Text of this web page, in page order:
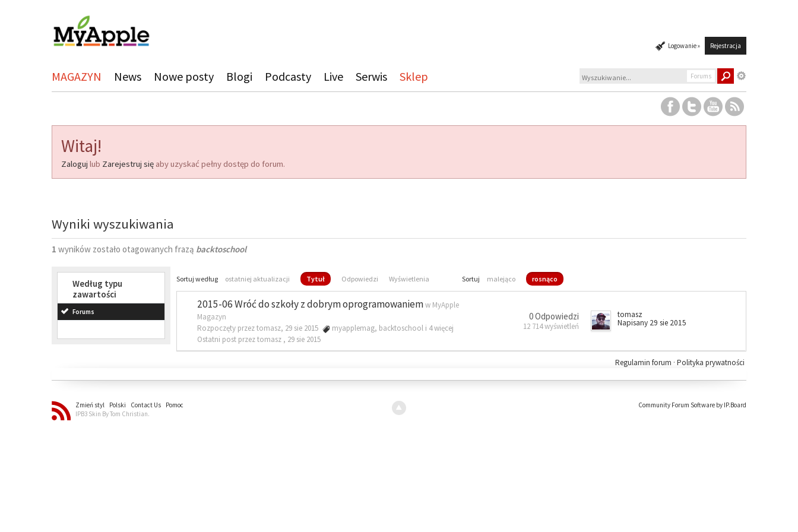
Logowanie » Rejestracja
MAGAZYN News Nowe posty Blogi Podcasty Live Serwis Sklep Forums
Witaj!
Zaloguj lub Zarejestruj się aby uzyskać pełny dostęp do forum.
Wyniki wyszukiwania
1 wyników zostało otagowanych frazą backtoschool
Według typu
zawartości
Forums
Sortuj według ostatniej aktualizacji Tytuł Odpowiedzi Wyświetlenia Sortuj malejąco rosnąco
2015-06 Wróć do szkoły z dobrym oprogramowaniemw MyApple
Magazyn
Rozpoczęty przez tomasz, 29 sie 2015
myapplemag, backtoschool i 4 więcej
Ostatni post przez tomasz , 29 sie 2015
0 Odpowiedzi
12 714 wyświetleń
tomasz
Napisany 29 sie 2015
Polityka prywatności
Regulamin forum ·
Zmień styl Polski Contact Us
Pomoc
IPB3 Skin By Tom Christian.
Community Forum Software by IP.Board